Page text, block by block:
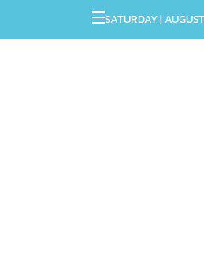
SATURDAY |